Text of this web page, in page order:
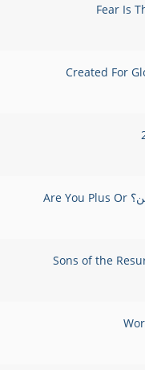
هل أنت من الأشخاص البنّاءين أم الهدّامين؟ Are You Plus Or